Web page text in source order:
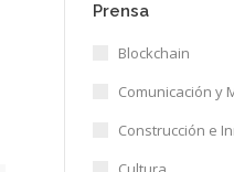
Prensa
Blockchain
Comunicación y
Construcción e